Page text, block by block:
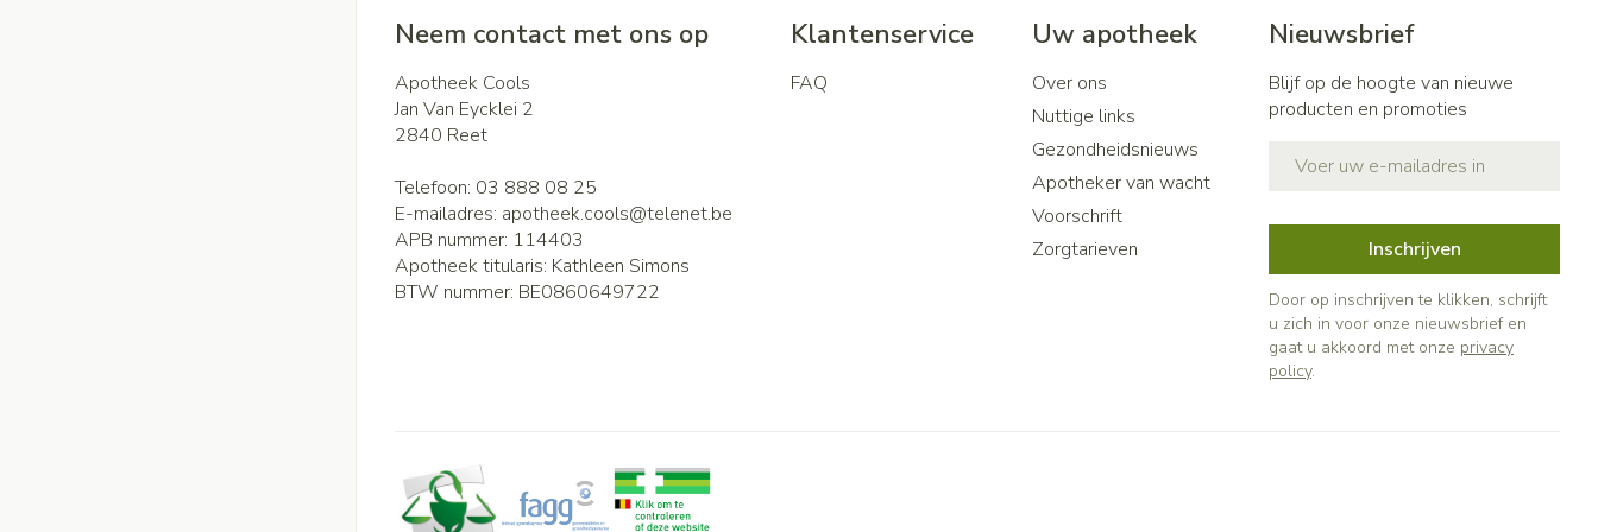
Neem contact met ons op
Apotheek Cools
Jan Van Eycklei 2
2840 Reet
Telefoon: 03 888 08 25
E-mailadres: apotheek.cools@telenet.be
APB nummer: 114403
Apotheek titularis: Kathleen Simons
BTW nummer: BE0860649722
Klantenservice
FAQ
Uw apotheek
Over ons
Nuttige links
Gezondheidsnieuws
Apotheker van wacht
Voorschrift
Zorgtarieven
Nieuwsbrief
Blijf op de hoogte van nieuwe
producten en promoties
Inschrijven
Door op inschrijven te klikken, schrijft
u zich in voor onze nieuwsbrief en
gaat u akkoord met onze privacy
policy.